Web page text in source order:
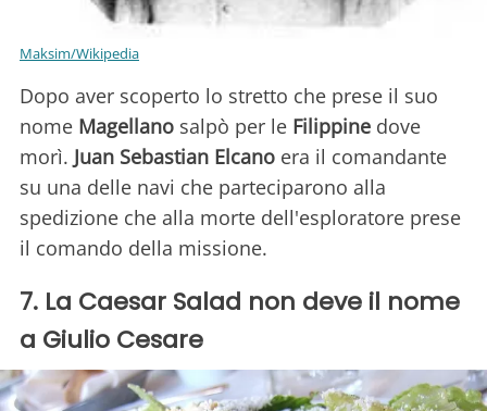
Maksim/Wikipedia
Dopo aver scoperto lo stretto che prese il suo
nome Magellano salpò per le Filippine dove
morì. Juan Sebastian Elcano era il comandante
su una delle navi che parteciparono alla
spedizione che alla morte dell'esploratore prese
il comando della missione.
7. La Caesar Salad non deve il nome
a Giulio Cesare